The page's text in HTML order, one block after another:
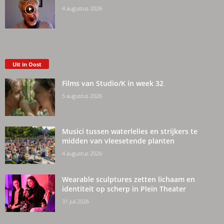
4 augustus 2026
Uit in Oost
Films van Studio/K in week 32
5 augustus 2026
Musici tussen waterlelies en strijkers te
midden van vleesetende planten
4 augustus 2026
Wearable sculptures zetten lichaam en
identiteit op scherp in Plein Theater
31 juli 2026